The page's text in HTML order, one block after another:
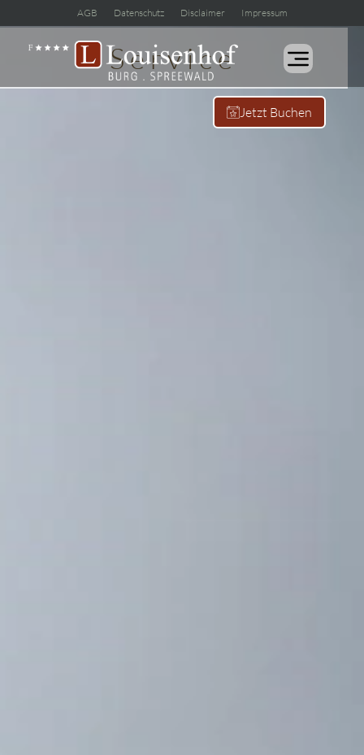
AGB Datenschutz Disclaimer Impressum
Jetzt Buchen
Service